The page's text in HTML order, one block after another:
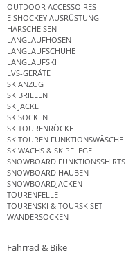
OUTDOOR ACCESSOIRES
EISHOCKEY AUSRÜSTUNG
HARSCHEISEN
LANGLAUFHOSEN
LANGLAUFSCHUHE
LANGLAUFSKI
LVS-GERÄTE
SKIANZUG
SKIBRILLEN
SKIJACKE
SKISOCKEN
SKITOURENRÖCKE
SKITOUREN FUNKTIONSWÄSCHE
SKIWACHS & SKIPFLEGE
SNOWBOARD FUNKTIONSSHIRTS
SNOWBOARD HAUBEN
SNOWBOARDJACKEN
TOURENFELLE
TOURENSKI & TOURSKISET
WANDERSOCKEN
Fahrrad & Bike